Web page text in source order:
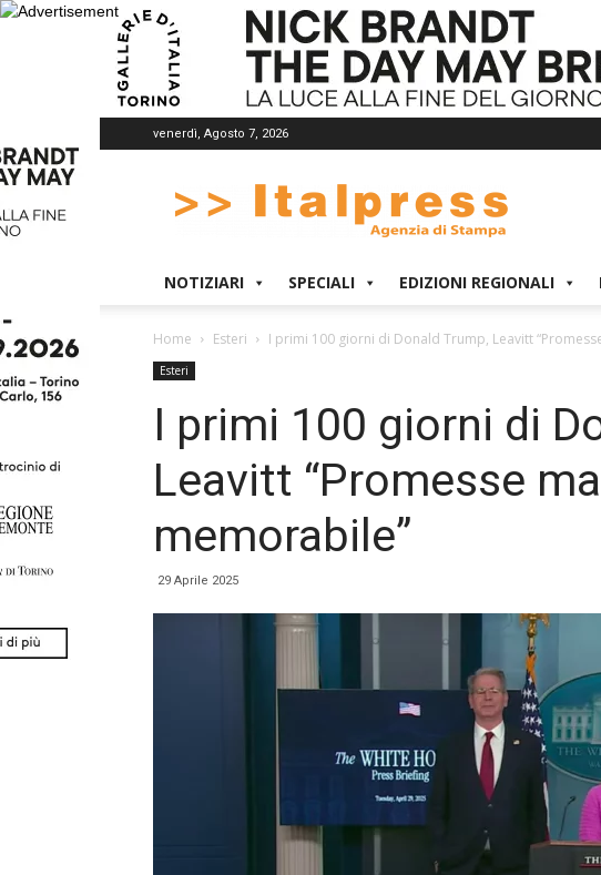
venerdì, Agosto 7, 2026
NOTIZIARI SPECIALI EDIZIONI REGIONALI
Home Esteri I primi 100 giorni di Donald Trump, Leavitt
Esteri
I primi 100 giorni di
Leavitt “Promesse
memorabile”
29 Aprile 2025